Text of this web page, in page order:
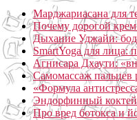
Марджариасана для
Почему дорогой крем
Дыхание Уджайи:
SmartYoga для лица:
Агнисара Дхаути:
Самомассаж пальцев
«Формула
Эндорфинный
Про вред ботокса и